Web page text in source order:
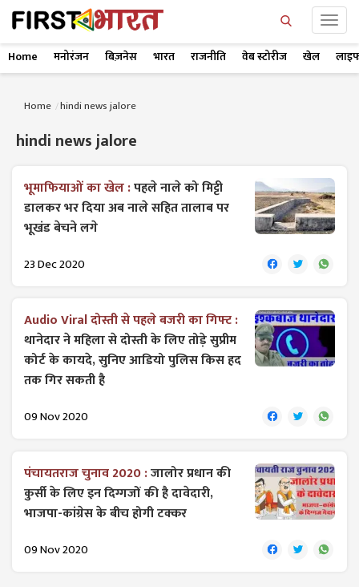
Home मनोरंजन बिज़नेस भारत राजनीति वेब स्टोरीज खेल
Home hindi news jalore
hindi news jalore
भूमाफियाओं का खेल :पहले नाले को मिट्टी
डालकर भर दिया अब नाले सहित तालाब पर
भूखंड बेचने लगे
23 Dec 2020
Audio Viral दोस्ती से पहले बजरी का गिफ्ट :
थानेदार ने महिला से दोस्ती के लिए तोड़े सुप्रीम
कोर्ट के कायदे, सुनिए आडियो पुलिस किस हद
तक गिर सकती है
09 Nov 2020
पंचायतराज चुनाव 2020 :जालोर प्रधान की
कुर्सी के लिए इन दिग्गजों की है दावेदारी,
भाजपा-कांग्रेस के बीच होगी टक्कर
09 Nov 2020